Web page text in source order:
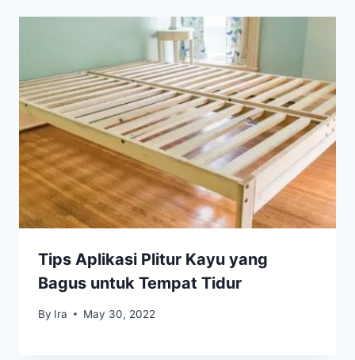
Tips Aplikasi Plitur Kayu yang
Bagus untuk Tempat Tidur
By Ira May 30, 2022